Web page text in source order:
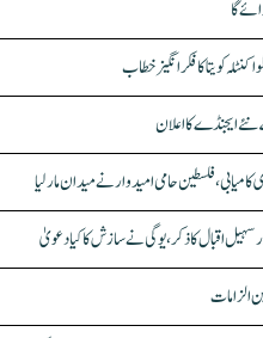
گا
کویتا کا فکر انگیز خطاب
نئے ایجنڈے کا اعلان
فلسطین حامی امیدوار نے میدان مار لیا
اقبال کا ذکر، یوگی نے سازش کا کیا دعویٰ
الزامات